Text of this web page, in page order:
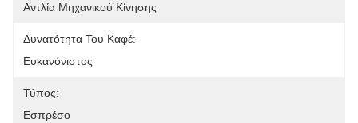
Αντλία Μηχανικού Κίνησης
Δυνατότητα Του Καφέ:
Ευκανόνιστος
Τύπος:
Εσπρέσο